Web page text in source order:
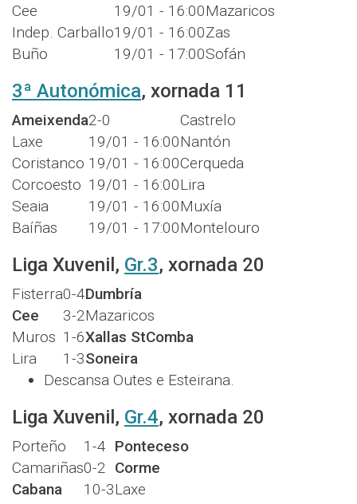
Cee
19/01 - 16:00Mazaricos
Indep. Carballo19/01 - 16:00Zas
Buño
19/01 - 17:00Sofán
3ª Autonómica, xornada 11
Ameixenda2-0
Castrelo
Laxe
19/01 - 16:00Nantón
Coristanco 19/01 - 16:00Cerqueda
Corcoesto 19/01 - 16:00Lira
Seaia
19/01 - 16:00Muxía
Baíñas
19/01 - 17:00Montelouro
Liga Xuvenil, Gr.3, xornada 20
Fisterra0-4Dumbría
Cee
3-2Mazaricos
Muros 1-6Xallas StComba
Lira
1-3Soneira
Descansa Outes e Esteirana.
Liga Xuvenil, Gr.4, xornada 20
Porteño 1-4 Ponteceso
Camariñas0-2 Corme
Cabana
10-3Laxe